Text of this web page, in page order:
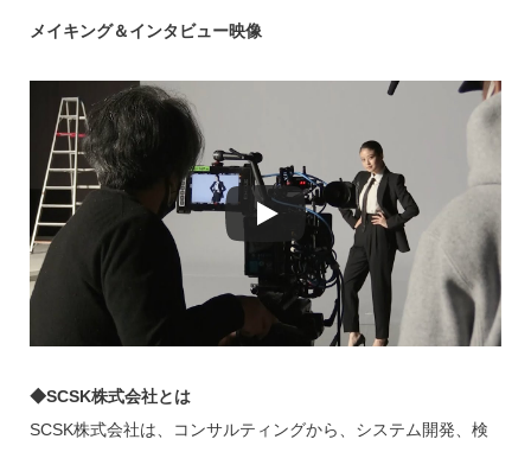
メイキング＆インタビュー映像
◆SCSK株式会社とは
SCSK株式会社は、コンサルティングから、システム開発、検